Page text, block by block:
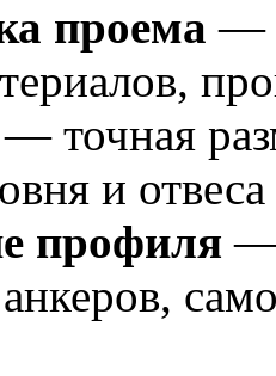
проема —
— точная
и отвеса
профиля —